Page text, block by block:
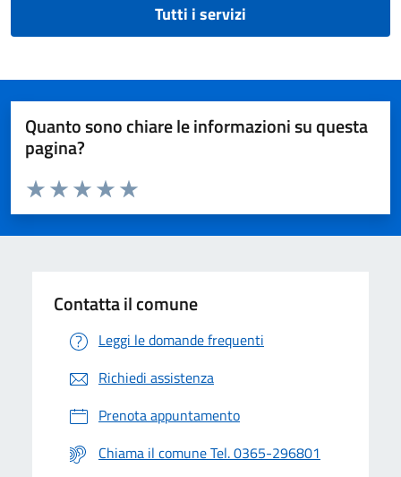
Tutti i servizi
Quanto sono chiare le informazioni su questa
pagina?
Valuta da 1 a 5 stelle la pagina
Valuta 5 stelle su 5
Valuta 4 stelle su 5
Valuta 3 stelle su 5
Valuta 2 stelle su 5
Valuta 1 stelle su 5
Contatta il comune
Leggi le domande frequenti
Richiedi assistenza
Prenota appuntamento
Chiama il comune Tel. 0365-296801